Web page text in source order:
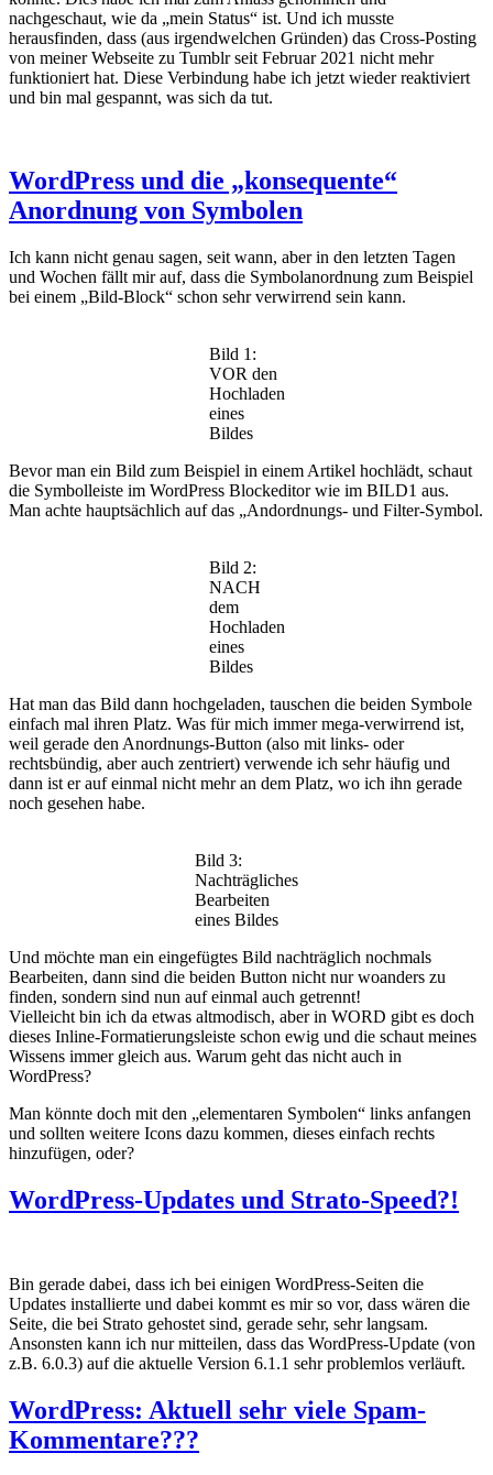
nachgeschaut, wie da „mein Status“ ist. Und ich musste
herausfinden, dass (aus irgendwelchen Gründen) das Cross-Posting
von meiner Webseite zu Tumblr seit Februar 2021 nicht mehr
funktioniert hat. Diese Verbindung habe ich jetzt wieder reaktiviert
und bin mal gespannt, was sich da tut.
WordPress und die „konsequente“
Anordnung von Symbolen
Ich kann nicht genau sagen, seit wann, aber in den letzten Tagen
und Wochen fällt mir auf, dass die Symbolanordnung zum Beispiel
bei einem „Bild-Block“ schon sehr verwirrend sein kann.
Bild 1:
VOR den
Hochladen
eines
Bildes
Bevor man ein Bild zum Beispiel in einem Artikel hochlädt, schaut
die Symbolleiste im WordPress Blockeditor wie im BILD1 aus.
Man achte hauptsächlich auf das „Andordnungs- und Filter-Symbol.
Bild 2:
NACH
dem
Hochladen
eines
Bildes
Hat man das Bild dann hochgeladen, tauschen die beiden Symbole
einfach mal ihren Platz. Was für mich immer mega-verwirrend ist,
weil gerade den Anordnungs-Button (also mit links- oder
rechtsbündig, aber auch zentriert) verwende ich sehr häufig und
dann ist er auf einmal nicht mehr an dem Platz, wo ich ihn gerade
noch gesehen habe.
Bild 3:
Nachträgliches
Bearbeiten
eines Bildes
Und möchte man ein eingefügtes Bild nachträglich nochmals
Bearbeiten, dann sind die beiden Button nicht nur woanders zu
finden, sondern sind nun auf einmal auch getrennt!
Vielleicht bin ich da etwas altmodisch, aber in WORD gibt es doch
dieses Inline-Formatierungsleiste schon ewig und die schaut meines
Wissens immer gleich aus. Warum geht das nicht auch in
WordPress?
Man könnte doch mit den „elementaren Symbolen“ links anfangen
und sollten weitere Icons dazu kommen, dieses einfach rechts
hinzufügen, oder?
WordPress-Updates und Strato-Speed?!
Bin gerade dabei, dass ich bei einigen WordPress-Seiten die
Updates installierte und dabei kommt es mir so vor, dass wären die
Seite, die bei Strato gehostet sind, gerade sehr, sehr langsam.
Ansonsten kann ich nur mitteilen, dass das WordPress-Update (von
z.B. 6.0.3) auf die aktuelle Version 6.1.1 sehr problemlos verläuft.
WordPress: Aktuell sehr viele Spam-
Kommentare???